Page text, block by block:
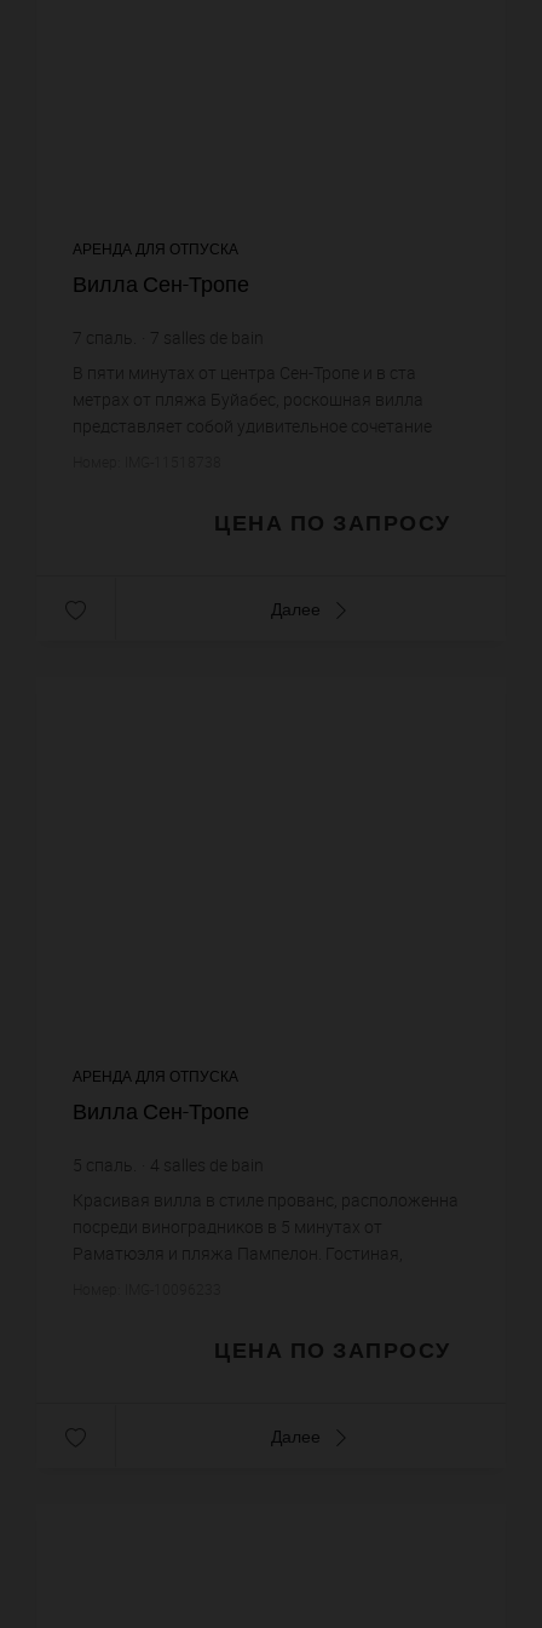
АРЕНДА ДЛЯ ОТПУСКА
Вилла Сен-Тропе
7 спаль. 7 salles de bain
В пяти минутах от центра Сен-Тропе и в ста
метрах от пляжа Буйабес, роскошная вилла
представляет собой удивительное сочетание
ЦЕНА ПО ЗАПРОСУ
Далее
АРЕНДА ДЛЯ ОТПУСКА
Вилла Сен-Тропе
5 спаль. 4 salles de bain
Красивая вилла в стиле прованс, расположенна
посреди виноградников в 5 минутах от
Раматюэля и пляжа Пампелон. Гостиная,
ЦЕНА ПО ЗАПРОСУ
Далее